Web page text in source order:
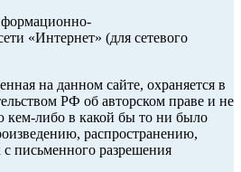
«Интернет» (для сетевого
на данном сайте, охраняется в
РФ об авторском праве и не
кем-либо в какой бы то ни было
распространению,
с письменного разрешения